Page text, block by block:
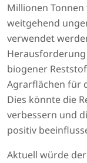
Millionen
weitgehend
verwendet
biogener
Agrarflächen für
Dies könnte die
verbessern und
positiv
Aktuell würde